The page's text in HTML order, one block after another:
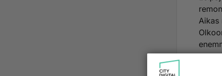
Aikas